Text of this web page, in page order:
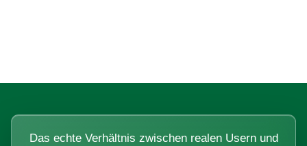
Das echte Verhältnis zwischen realen Usern und